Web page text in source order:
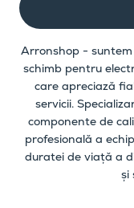
Arronshop - suntem
schimb pentru
care apreciază
servicii.
componente de
profesională a
duratei de viață a
și